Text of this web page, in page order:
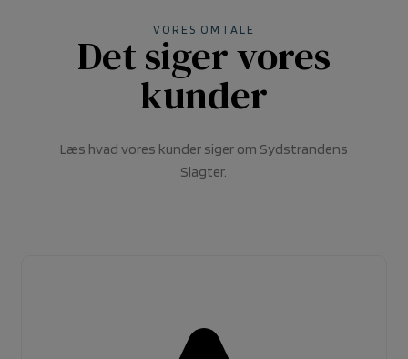
VORES OMTALE
Det siger vores
kunder
Læs hvad vores kunder siger om Sydstrandens
Slagter.